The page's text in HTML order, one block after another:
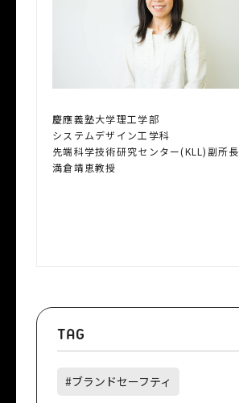
慶應義塾大学理工学部
システムデザイン工学科
先端科学技術研究センター(KLL)副所長
満倉靖恵教授
TAG
#ブランドセーフティ